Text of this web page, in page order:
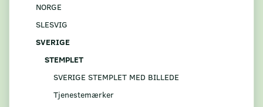
NORGE
SLESVIG
SVERIGE
STEMPLET
SVERIGE STEMPLET MED BILLEDE
Tjenestemærker